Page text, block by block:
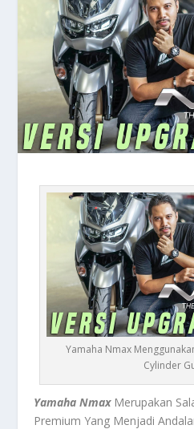
Yamaha Nmax
Cylinder
Yamaha NmaxMerupakan
Premium Yang Menjadi